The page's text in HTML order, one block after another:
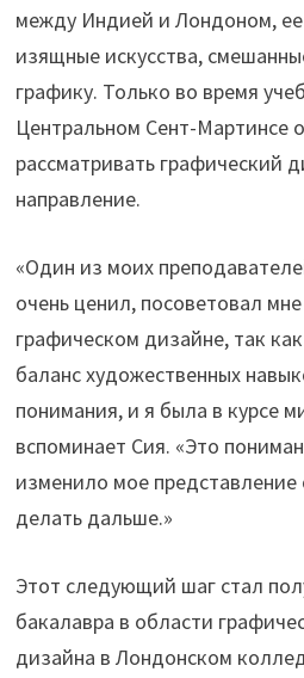
между Индией и Лондоном, ее
изящные искусства,
графику. Только во время
Центральном Сент-Мартинсе
рассматривать графический
направление.
«Один из моих
очень ценил, посоветовал
графическом дизайне, так
баланс художественных
понимания, и я была в курсе
вспоминает Сия. «Это
изменило мое представление
делать дальше.»
Этот следующий шаг стал
бакалавра в области
дизайна в Лондонском